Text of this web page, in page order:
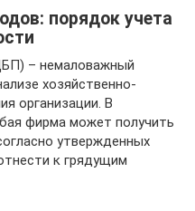
порядок учета
– немаловажный
хозяйственно-
организации. В
фирма может получить
утвержденных
к грядущим